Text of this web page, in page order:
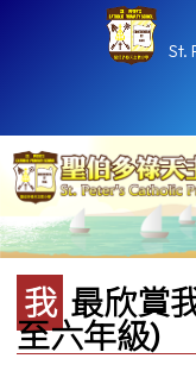
St.
我最欣賞我書中人走秀活動 (四
至六年級)